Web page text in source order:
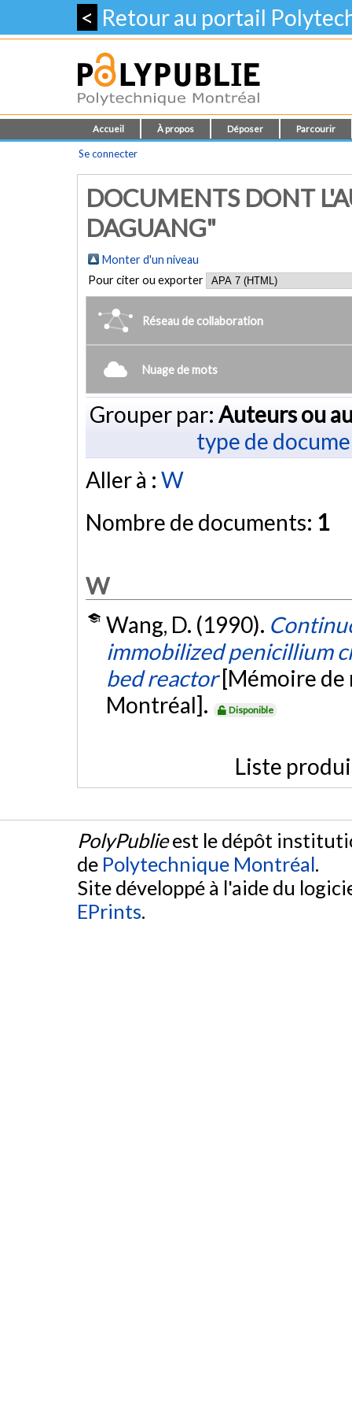
< Retour au portail
Accueil À propos Déposer Parcourir
Se connecter
DOCUMENTS DONT
DAGUANG"
Monter d'un niveau
Pour citer ou exporter
Réseau de collaboration
Nuage de mots
Grouper par: Auteurs ou
type de
Aller à : W
Nombre de documents: 1
W
Wang, D. (1990).
immobilized penicillium
bed reactor [Mémoire
Montréal].
Disponible
Liste
PolyPublieest le dépôt
de Polytechnique Montréal.
Site développé à l'aide du
EPrints.